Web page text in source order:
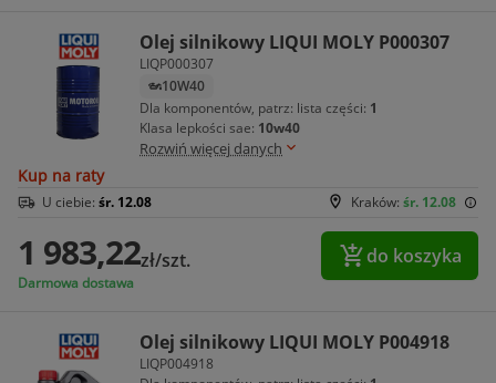
Olej silnikowy LIQUI MOLY P000307
LIQP000307
10W40
Dla komponentów, patrz: lista części: 1
Klasa lepkości sae: 10w40
Rozwiń więcej danych
Kup na raty
Kraków: śr. 12.08
U ciebie: śr. 12.08
1 983,22zł/szt.
Darmowa dostawa
do koszyka
Olej silnikowy LIQUI MOLY P004918
LIQP004918